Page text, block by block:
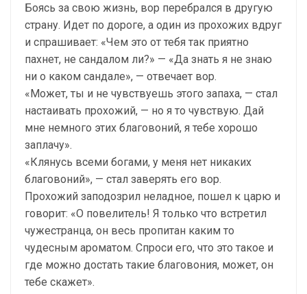
Боясь за свою жизнь, вор перебрался в другую
страну. Идет по дороге, а один из прохожих вдруг
и спрашивает: «Чем это от тебя так приятно
пахнет, не сандалом ли?» — «Да знать я не знаю
ни о каком сандале», — отвечает вор.
«Может, ты и не чувствуешь этого запаха, — стал
настаивать прохожий, — но я то чувствую. Дай
мне немного этих благовоний, я тебе хорошо
заплачу».
«Клянусь всеми богами, у меня нет никаких
благовоний», — стал заверять его вор.
Прохожий заподозрил неладное, пошел к царю и
говорит: «О повелитель! Я только что встретил
чужестранца, он весь пропитан каким то
чудесным ароматом. Спроси его, что это такое и
где можно достать такие благовония, может, он
тебе скажет».